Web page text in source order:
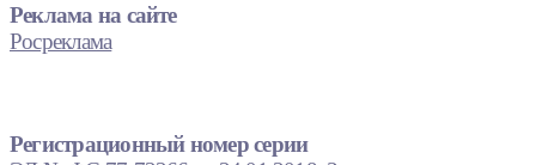
Реклама на сайте
Росреклама
Регистрационный номер серии